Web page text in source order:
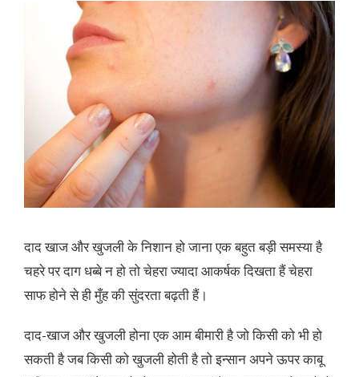
दाद खाज और खुजली के निशान हो जाना एक बहुत बड़ी समस्या है
चहरे पर दाग धब्बे न हो तो चेहरा ज्यादा आकर्षक दिखता हैं चेहरा
साफ होने से ही मुँह की सुंदरता बढ़ती हैं।
दाद-खाज और खुजली होना एक आम बीमारी है जो किसी को भी हो
सकती है जब किसी को खुजली होती है तो इन्सान अपने ऊपर काबू